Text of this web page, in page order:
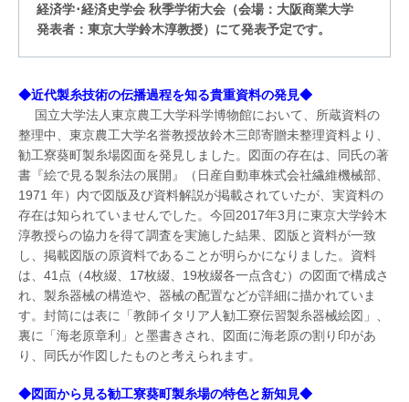
経済学･経済史学会 秋季学術大会（会場：大阪商業大学
発表者：東京大学鈴木淳教授）にて発表予定です。
◆近代製糸技術の伝播過程を知る貴重資料の発見◆
国立大学法人東京農工大学科学博物館において、所蔵資料の
整理中、東京農工大学名誉教授故鈴木三郎寄贈未整理資料より、
勧工寮葵町製糸場図面を発見しました。図面の存在は、同氏の著
書『絵で見る製糸法の展開』（日産自動車株式会社繊維機械部、
1971 年）内で図版及び資料解説が掲載されていたが、実資料の
存在は知られていませんでした。今回2017年3月に東京大学鈴木
淳教授らの協力を得て調査を実施した結果、図版と資料が一致
し、掲載図版の原資料であることが明らかになりました。資料
は、41点（4枚綴、17枚綴、19枚綴各一点含む）の図面で構成さ
れ、製糸器械の構造や、器械の配置などが詳細に描かれていま
す。封筒には表に「教師イタリア人勧工寮伝習製糸器械絵図」、
裏に「海老原章利」と墨書きされ、図面に海老原の割り印があ
り、同氏が作図したものと考えられます。
◆図面から見る勧工寮葵町製糸場の特色と新知見◆